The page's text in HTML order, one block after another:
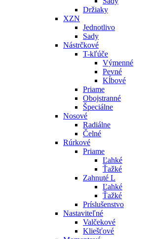
Držiaky
XZN
Jednotlivo
Sady
Nástrčkové
T-kľúče
Výmenné
Pevné
Kĺbové
Priame
Obojstranné
Špeciálne
Nosové
Radiálne
Čelné
Rúrkové
Priame
Ľahké
Ťažké
Zahnuté L
Ľahké
Ťažké
Príslušenstvo
Nastaviteľné
Valčekové
Kliešťové